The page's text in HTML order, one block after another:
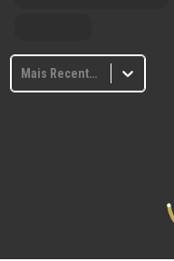
Mais Recentes